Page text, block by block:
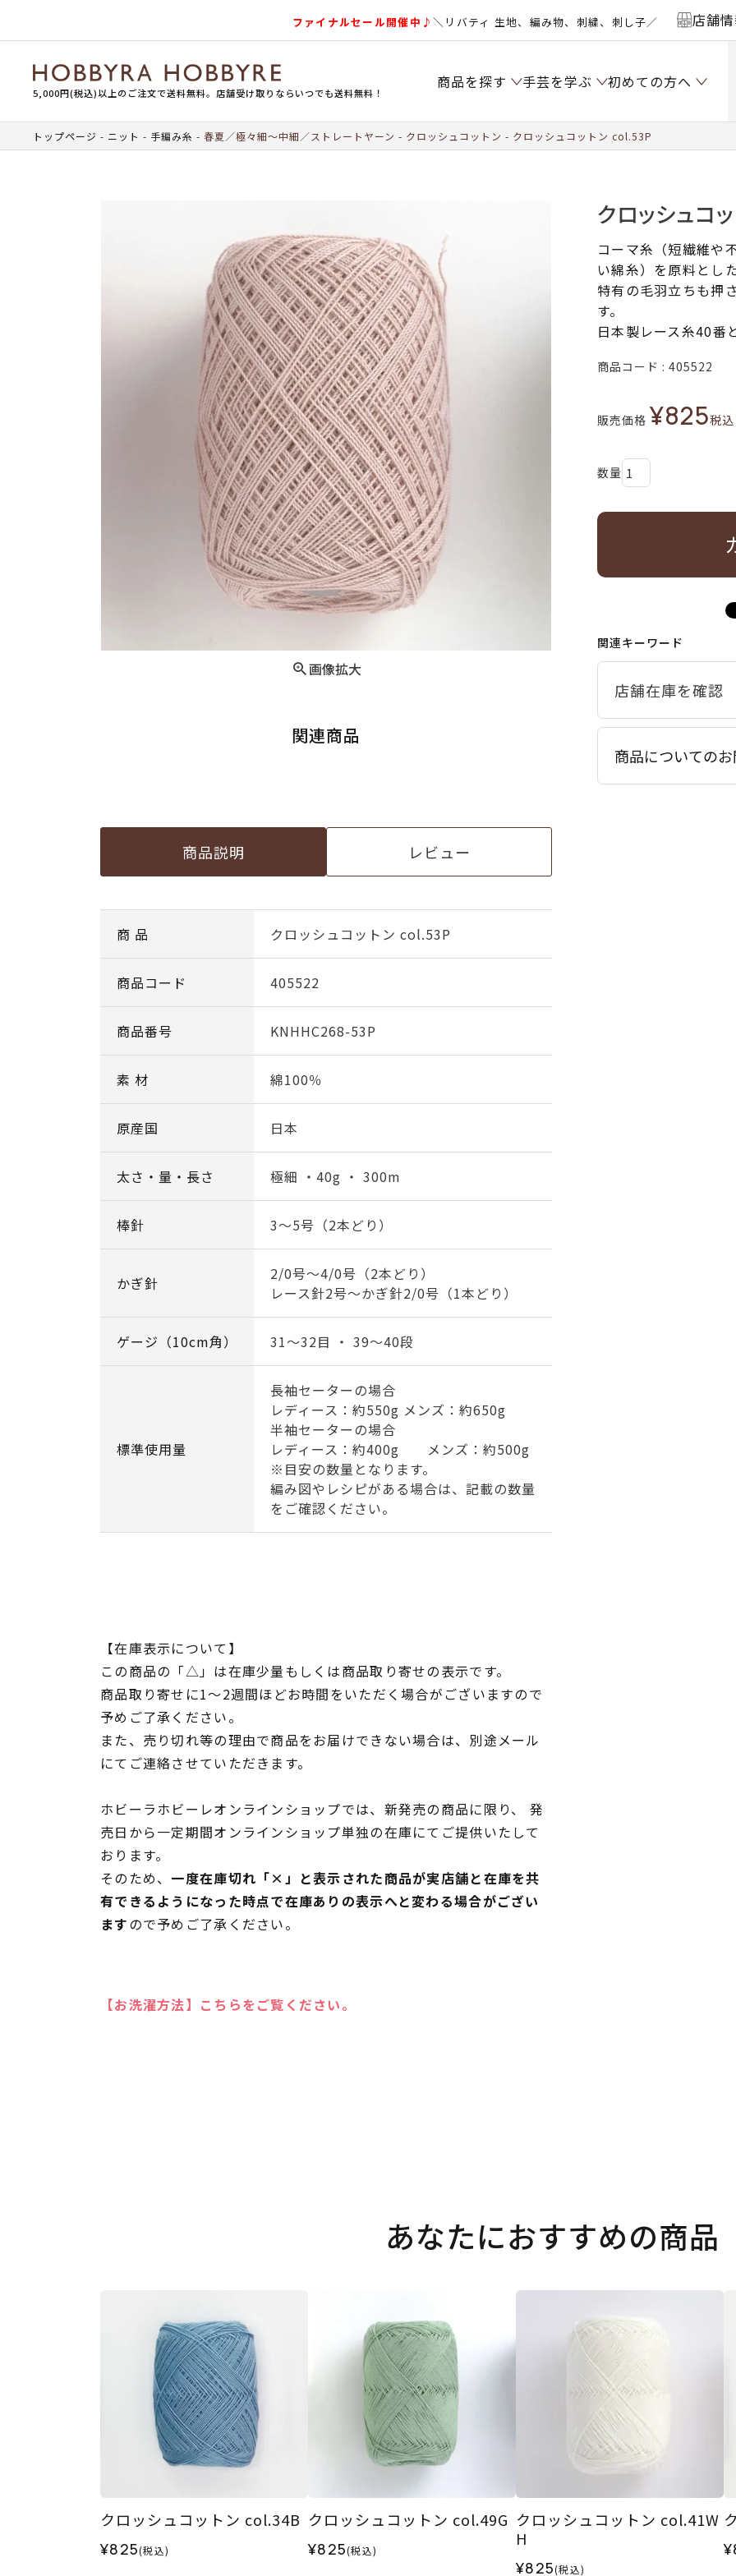
ファイナルセール開催中♪＼リバティ 生地、編み物、刺繍、刺し子／ 店舗
5,000円(税込)以上のご注文で送料無料。店舗受け取りならいつでも送料無料！
商品を探す 手芸を学ぶ 初めての方へ
トップページ ニット 手編み糸 春夏／極々細～中細／ストレートヤーン クロッシュコットン クロッシュコットン col.53P
画像拡大
関連商品
商品説明 レビュー
商 品 クロッシュコットン col.53P
商品コード 405522
商品番号 KNHHC268-53P
素 材 綿100％
原産国 日本
太さ・量・長さ 極細 ・40g ・ 300m
棒針 3～5号（2本どり）
かぎ針
2/0号～4/0号（2本どり）
レース針2号～かぎ針2/0号（1本どり）
ゲージ（10cm角） 31～32目 ・ 39～40段
標準使用量
長袖セーターの場合
レディース：約550g メンズ：約650g
半袖セーターの場合
レディース：約400g メンズ：約500g
※目安の数量となります。
編み図やレシピがある場合は、記載の数量
をご確認ください。
【在庫表示について】
この商品の「△」は在庫少量もしくは商品取り寄せの表示です。
商品取り寄せに1～2週間ほどお時間をいただく場合がございますので
予めご了承ください。
また、売り切れ等の理由で商品をお届けできない場合は、別途メール
にてご連絡させていただきます。
ホビーラホビーレオンラインショップでは、新発売の商品に限り、 発
売日から一定期間オンラインショップ単独の在庫にてご提供いたして
おります。
そのため、 一度在庫切れ「×」と表示された商品が実店舗と在庫を共
有できるようになった時点で在庫ありの表示へと変わる場合がござい
ますので予めご了承ください。
【お洗濯方法】こちらをご覧ください。
クロッシュコ
コーマ糸（短繊維や
い綿糸）を原料とし
特有の毛羽立ちも押
す。
日本製レース糸40番
商品コード 405522
販売価格 ¥825税込
関連キーワード
商品についての
あなたにおすすめの商品
クロッシュコットン col.34B
¥825(税込)
クロッシュコットン col.49G
¥825(税込)
クロッシュコットン col.41W
H
¥825(税込)